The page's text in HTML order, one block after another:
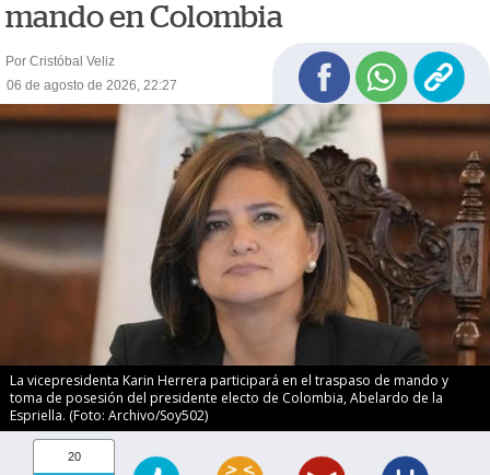
mando en Colombia
Por Cristóbal Veliz
06 de agosto de 2026, 22:27
La vicepresidenta Karin Herrera participará en el traspaso de mando y
toma de posesión del presidente electo de Colombia, Abelardo de la
Espriella. (Foto: Archivo/Soy502)
20